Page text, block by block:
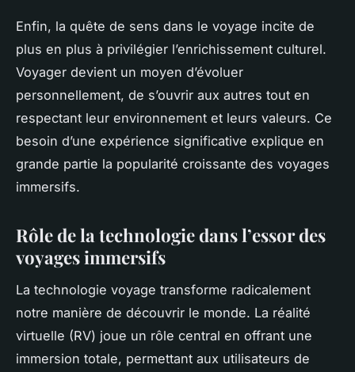
Enfin, la quête de sens dans le voyage incite de
plus en plus à privilégier l’enrichissement culturel.
Voyager devient un moyen d’évoluer
personnellement, de s’ouvrir aux autres tout en
respectant leur environnement et leurs valeurs. Ce
besoin d’une expérience significative explique en
grande partie la popularité croissante des voyages
immersifs.
Rôle de la technologie dans l’essor des
voyages immersifs
La technologie voyage transforme radicalement
notre manière de découvrir le monde. La réalité
virtuelle (RV) joue un rôle central en offrant une
immersion totale, permettant aux utilisateurs de